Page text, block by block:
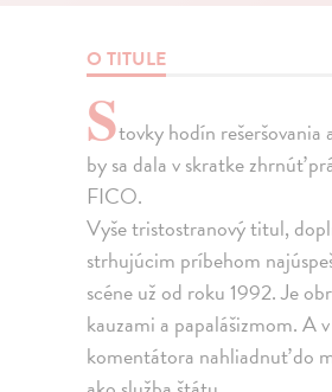
O TITULE
Stovky hodín
by sa dala v skratke zhrnúť
FICO.
Vyše tristostranový titul,
strhujúcim príbehom
scéne už od roku 1992. Je
kauzami a papalášizmom. A
komentátora nahliadnuť do